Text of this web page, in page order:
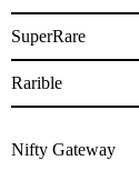
SuperRare
Rarible
Nifty Gateway